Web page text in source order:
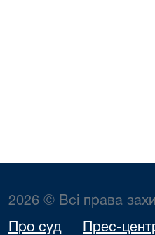
2026 © Всі права
Про суд Прес-